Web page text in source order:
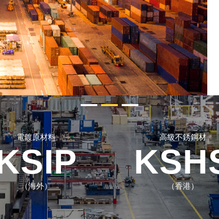
電鍍原材料
（海外）
高級不銹鋼材
（香港）